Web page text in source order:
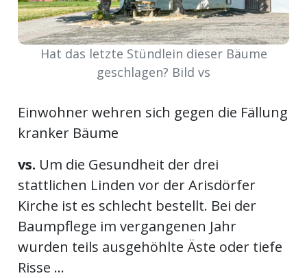
Hat das letzte Stündlein dieser Bäume
geschlagen? Bild vs
Einwohner wehren sich gegen die Fällung
kranker Bäume
vs. Um die Gesundheit der drei
stattlichen Linden vor der Arisdörfer
Kirche ist es schlecht bestellt. Bei der
Baumpflege im vergangenen Jahr
wurden teils ausgehöhlte Äste oder tiefe
Risse ...